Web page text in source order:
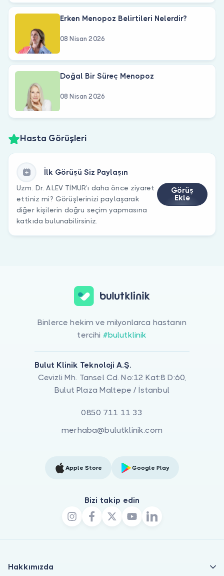
Erken Menopoz Belirtileri Nelerdir?
08 Nisan 2026
Doğal Bir Süreç Menopoz
08 Nisan 2026
Hasta Görüşleri
İlk Görüşü Siz Paylaşın
Uzm. Dr. ALEV TİMUR’ı daha önce ziyaret
ettiniz mi? Görüşlerinizi paylaşarak
diğer kişilerin doğru seçim yapmasına
katkıda bulunabilirsiniz.
Görüş
Ekle
Binlerce hekim ve milyonlarca hastanın
tercihi #bulutklinik
Bulut Klinik Teknoloji A.Ş.
Cevizli Mh. Tansel Cd. No:12 Kat:8 D:60,
Bulut Plaza Maltepe / İstanbul
0850 711 11 33
merhaba@bulutklinik.com
Apple Store Google Play
Bizi takip edin
Hakkımızda